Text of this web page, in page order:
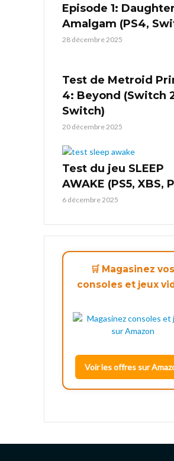
Episode 1:
Amalgam (PS4,
28 décembre 2025
Test de Metroid
4: Beyond (Switch
Switch)
20 décembre 2025
Test du jeu SLEEP
AWAKE (PS5, XBS,
6 décembre 2025
🛒 Magasinez vos
consoles et jeux
Voir les offres sur